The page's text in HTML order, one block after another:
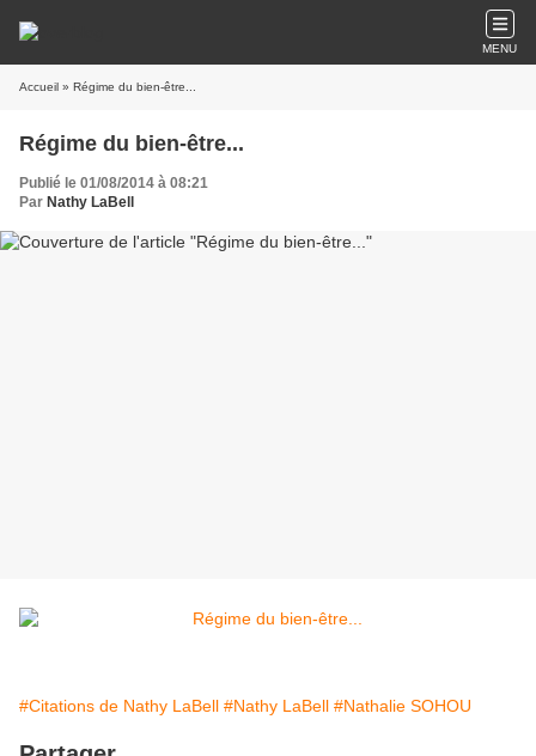
MENU
Accueil » Régime du bien-être...
Régime du bien-être...
Publié le 01/08/2014 à 08:21
Par Nathy LaBell
#Citations de Nathy LaBell #Nathy LaBell #Nathalie SOHOU